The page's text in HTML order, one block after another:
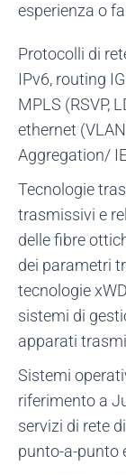
esperienza o
Protocolli di
IPv6, routing
MPLS (RSVP,
ethernet
Aggregation/
Tecnologie
trasmissivi e
delle fibre
dei parametri
tecnologie
sistemi di
apparati
Sistemi
riferimento a
servizi di rete
punto-a-punto